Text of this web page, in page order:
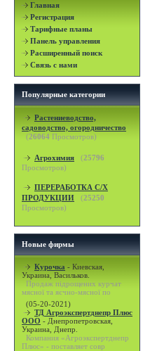
Главная
Регистрация
Тарифные планы
Панель управления
Расширенный поиск
Связь с нами
Популярные категории
Растениеводство,
садоводство, огородничество
(26064 Просмотров)
Агрохимия (25796
Просмотров)
ПЕРЕРАБОТКА С/Х
ПРОДУКЦИИ
(25250
Просмотров)
Новые фирмы
Курочка - Киевская,
Украина, Васильков.
Продаж підрощених курчат
мясної та яєчно-мясної по
(05-20-2021)
ТД Агроэкспертднепр Плюс
ООО - Днепропетровская,
Украина, Днепр.
Компания «Агроэкспертднепр
Плюс» - поставляет совр